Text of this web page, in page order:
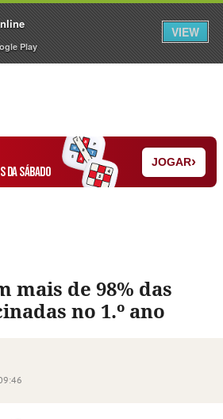
Assine Iniciar Sessão
DA SÁBADO
JOGAR›
mais de 98% das
no 1.º ano
Play
VIEW